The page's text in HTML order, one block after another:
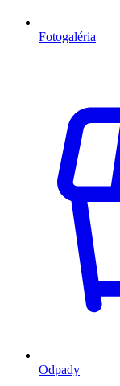
Fotogaléria
Odpady